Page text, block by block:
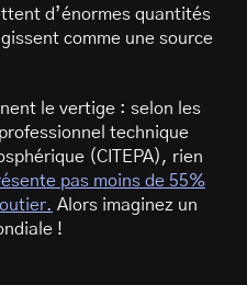
d’énormes quantités
comme une source
le vertige : selon les
technique
(CITEPA), rien
pas moins de 55%
Alors imaginez un
!